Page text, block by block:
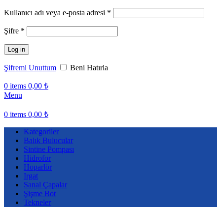
Kullanıcı adı veya e-posta adresi *
Şifre *
Log in
Şifremi Unuttum Beni Hatırla
0 items 0,00 ₺
Menu
0 items 0,00 ₺
Kategoriler
Balık Bulucular
Sintine Pompası
Hidrofor
Hoparlör
Irgat
Sanal Çapalar
Şişme Bot
Tekneler